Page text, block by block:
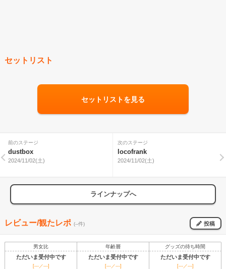
セットリスト
セットリストを見る
前のステージ
dustbox
2024/11/02(土)
次のステージ
locofrank
2024/11/02(土)
ラインナップへ
レビュー/観たレポ (--件) 投稿
男女比 年齢層 グッズの待ち時間
ただいま受付中です ただいま受付中です ただいま受付中です
[---／---] [---／---] [---／---]